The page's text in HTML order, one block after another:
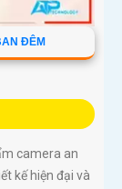
ĐÊM
camera an
kế hiện đại và